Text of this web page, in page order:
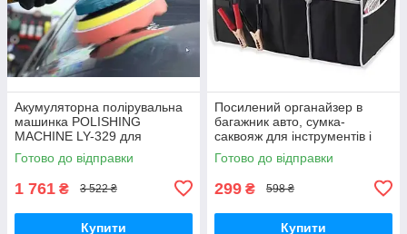
Акумуляторна полірувальна
машинка POLISHING
MACHINE LY-329 для
автомобіля та інших
поверхонь на 2 акумулятори
Готово до відправки
1 761 ₴ 3 522 ₴
Купити
Посилений органайзер в
багажник авто, сумка-
саквояж для інструментів і
речей, чорний кейс для
автомобіля.
Готово до відправки
299 ₴ 598 ₴
Купити